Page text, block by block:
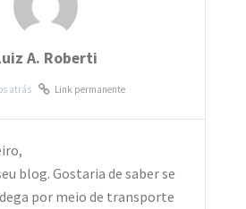
A. Roberti
Link permanente
blog. Gostaria de saber se
por meio de transporte